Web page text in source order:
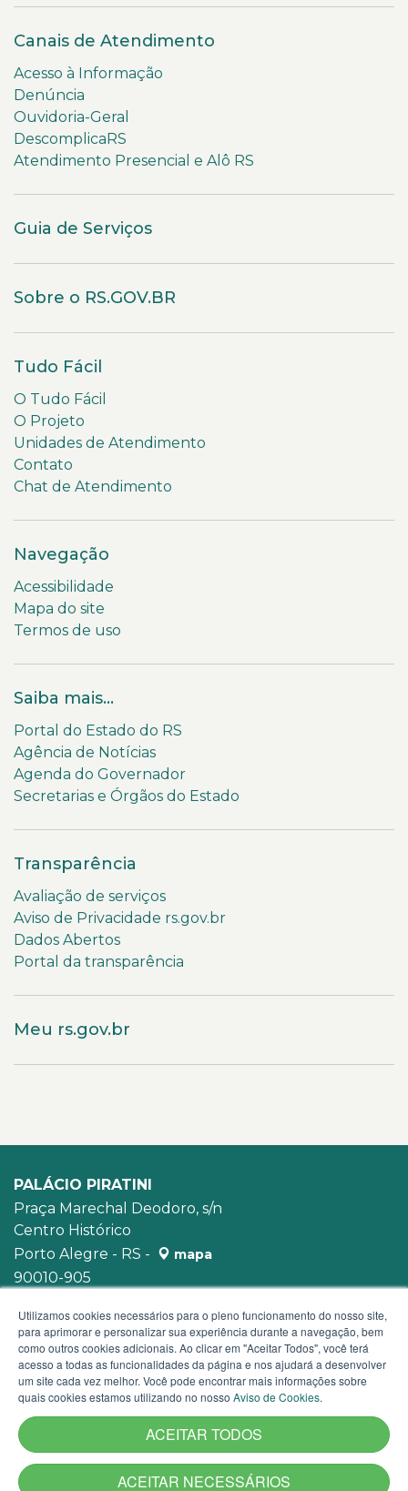
Canais de Atendimento
Acesso à Informação
Denúncia
Ouvidoria-Geral
DescomplicaRS
Atendimento Presencial e Alô RS
Guia de Serviços
Sobre o RS.GOV.BR
Tudo Fácil
O Tudo Fácil
O Projeto
Unidades de Atendimento
Contato
Chat de Atendimento
Navegação
Acessibilidade
Mapa do site
Termos de uso
Saiba mais...
Portal do Estado do RS
Agência de Notícias
Agenda do Governador
Secretarias e Órgãos do Estado
Transparência
Avaliação de serviços
Aviso de Privacidade rs.gov.br
Dados Abertos
Portal da transparência
Meu rs.gov.br
PALÁCIO PIRATINI
Praça Marechal Deodoro, s/n
Centro Histórico
Porto Alegre - RS -
mapa
90010-905
Utilizamos cookies necessários para o pleno funcionamento do nosso site,
para aprimorar e personalizar sua experiência durante a navegação, bem
como outros cookies adicionais. Ao clicar em "Aceitar Todos", você terá
acesso a todas as funcionalidades da página e nos ajudará a desenvolver
um site cada vez melhor. Você pode encontrar mais informações sobre
quais cookies estamos utilizando no nosso Aviso de Cookies.
ACEITAR TODOS
ACEITAR NECESSÁRIOS